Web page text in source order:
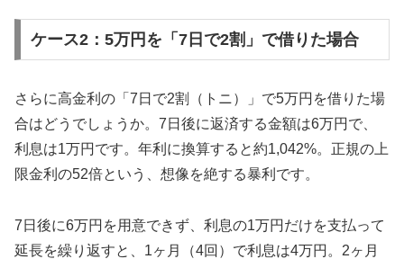
ケース2：5万円を「7日で2割」で借りた場合
さらに高金利の「7日で2割（トニ）」で5万円を借りた場
合はどうでしょうか。7日後に返済する金額は6万円で、
利息は1万円です。年利に換算すると約1,042%。正規の上
限金利の52倍という、想像を絶する暴利です。
7日後に6万円を用意できず、利息の1万円だけを支払って
延長を繰り返すと、1ヶ月（4回）で利息は4万円。2ヶ月